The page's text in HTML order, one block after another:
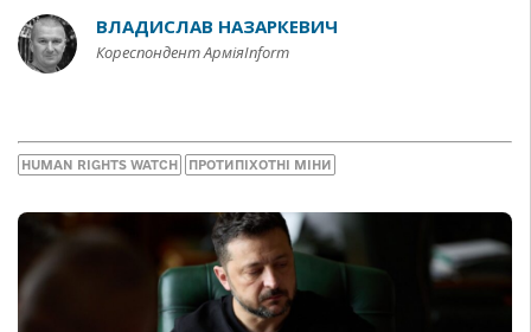
ВЛАДИСЛАВ НАЗАРКЕВИЧ
Кореспондент АрміяInform
HUMAN RIGHTS WATCH ПРОТИПІХОТНІ МІНИ